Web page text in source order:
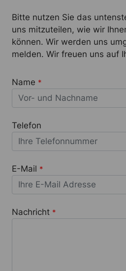
Bitte nutzen Sie das
uns mitzuteilen, wie wir
können. Wir werden uns
melden. Wir freuen uns auf
Name *
Telefon
E-Mail *
Nachricht *